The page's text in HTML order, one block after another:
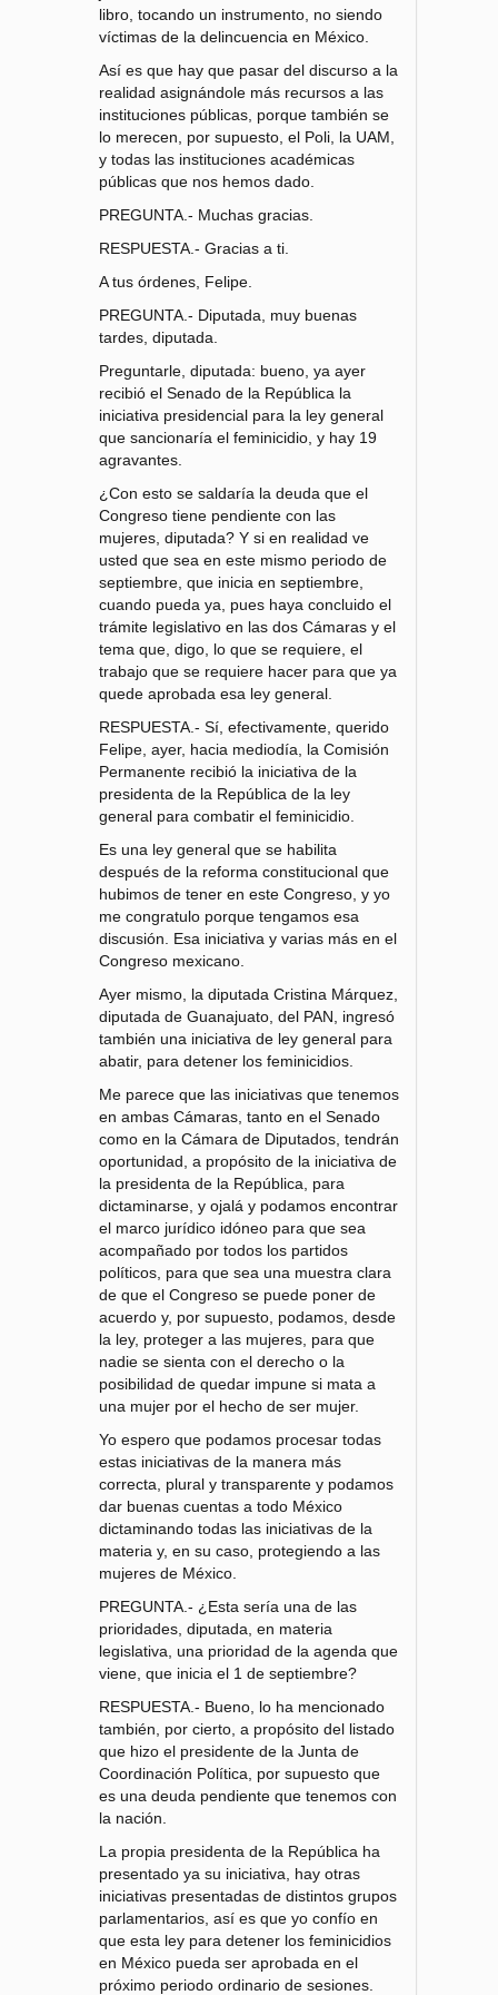
libro, tocando un instrumento, no siendo
víctimas de la delincuencia en México.
Así es que hay que pasar del discurso a la
realidad asignándole más recursos a las
instituciones públicas, porque también se
lo merecen, por supuesto, el Poli, la UAM,
y todas las instituciones académicas
públicas que nos hemos dado.
PREGUNTA.- Muchas gracias.
RESPUESTA.- Gracias a ti.
A tus órdenes, Felipe.
PREGUNTA.- Diputada, muy buenas
tardes, diputada.
Preguntarle, diputada: bueno, ya ayer
recibió el Senado de la República la
iniciativa presidencial para la ley general
que sancionaría el feminicidio, y hay 19
agravantes.
¿Con esto se saldaría la deuda que el
Congreso tiene pendiente con las
mujeres, diputada? Y si en realidad ve
usted que sea en este mismo periodo de
septiembre, que inicia en septiembre,
cuando pueda ya, pues haya concluido el
trámite legislativo en las dos Cámaras y el
tema que, digo, lo que se requiere, el
trabajo que se requiere hacer para que ya
quede aprobada esa ley general.
RESPUESTA.- Sí, efectivamente, querido
Felipe, ayer, hacia mediodía, la Comisión
Permanente recibió la iniciativa de la
presidenta de la República de la ley
general para combatir el feminicidio.
Es una ley general que se habilita
después de la reforma constitucional que
hubimos de tener en este Congreso, y yo
me congratulo porque tengamos esa
discusión. Esa iniciativa y varias más en el
Congreso mexicano.
Ayer mismo, la diputada Cristina Márquez,
diputada de Guanajuato, del PAN, ingresó
también una iniciativa de ley general para
abatir, para detener los feminicidios.
Me parece que las iniciativas que tenemos
en ambas Cámaras, tanto en el Senado
como en la Cámara de Diputados, tendrán
oportunidad, a propósito de la iniciativa de
la presidenta de la República, para
dictaminarse, y ojalá y podamos encontrar
el marco jurídico idóneo para que sea
acompañado por todos los partidos
políticos, para que sea una muestra clara
de que el Congreso se puede poner de
acuerdo y, por supuesto, podamos, desde
la ley, proteger a las mujeres, para que
nadie se sienta con el derecho o la
posibilidad de quedar impune si mata a
una mujer por el hecho de ser mujer.
Yo espero que podamos procesar todas
estas iniciativas de la manera más
correcta, plural y transparente y podamos
dar buenas cuentas a todo México
dictaminando todas las iniciativas de la
materia y, en su caso, protegiendo a las
mujeres de México.
PREGUNTA.- ¿Esta sería una de las
prioridades, diputada, en materia
legislativa, una prioridad de la agenda que
viene, que inicia el 1 de septiembre?
RESPUESTA.- Bueno, lo ha mencionado
también, por cierto, a propósito del listado
que hizo el presidente de la Junta de
Coordinación Política, por supuesto que
es una deuda pendiente que tenemos con
la nación.
La propia presidenta de la República ha
presentado ya su iniciativa, hay otras
iniciativas presentadas de distintos grupos
parlamentarios, así es que yo confío en
que esta ley para detener los feminicidios
en México pueda ser aprobada en el
próximo periodo ordinario de sesiones.